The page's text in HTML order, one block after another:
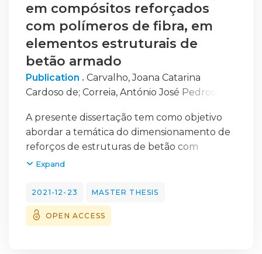
em compósitos reforçados
com polímeros de fibra, em
elementos estruturais de
betão armado
Publication . Carvalho, Joana Catarina
Cardoso de; Correia, António José Pedroso de
A presente dissertação tem como objetivo
abordar a temática do dimensionamento de
reforços de estruturas de betão com
reforços de polímeros reforçados com fibras,
alternativa às técnicas tradicionais. Para tal,
efetuou-se uma pesquisa sobre os
compósitos reforçados com Fibras (FRP), o
Expand
2021-12-23 MASTER THESIS
OPEN ACCESS